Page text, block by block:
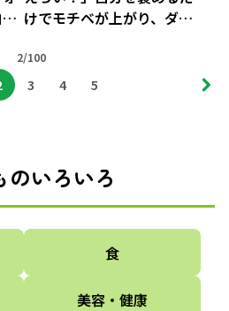
けでモチベが上がり、ダイ
2/100
3 4 5
のいろいろ
食
美容・健康